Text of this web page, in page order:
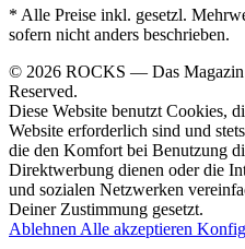
* Alle Preise inkl. gesetzl.
sofern nicht anders beschrieben.
© 2026 ROCKS — Das
Reserved.
Diese Website benutzt Cookies,
Website erforderlich sind und
die den Komfort bei Benutzung
Direktwerbung dienen oder die
und sozialen Netzwerken
Deiner Zustimmung gesetzt.
Ablehnen Alle akzeptieren